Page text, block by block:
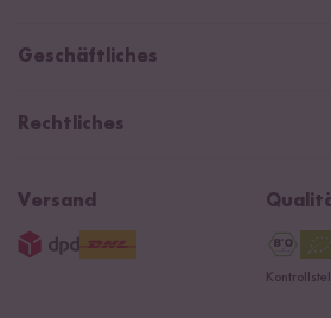
Niederlande
Zahlarten
Kontaktformular
Newsletter
Magazin & News
Navacopah
15 Jahre Reishunger
Geschäftliches
Social Media Kooperationen
B2B
Jobs
Rechtliches
Datenschutzerklärung
Versand